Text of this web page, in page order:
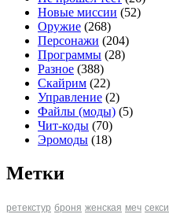
Новые миссии (52)
Оружие (268)
Персонажи (204)
Программы (28)
Разное (388)
Скайрим (22)
Управление (2)
Файлы (моды) (5)
Чит-коды (70)
Эромоды (18)
Метки
ретекстур броня женская меч секси